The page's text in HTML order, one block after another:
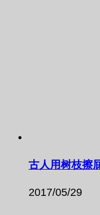
古人用树枝擦
2017/05/29